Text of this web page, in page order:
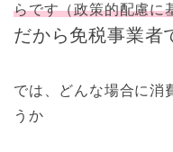
らです（政策的配慮に
だから免税事業者
では、どんな場合に消
うか